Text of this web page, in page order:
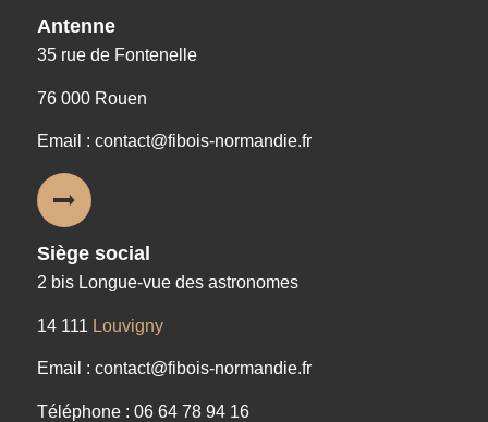
Antenne
35 rue de Fontenelle
76 000 Rouen
Email : contact@fibois-normandie.fr
Siège social
2 bis Longue-vue des astronomes
14 111 Louvigny
Email : contact@fibois-normandie.fr
Téléphone : 06 64 78 94 16